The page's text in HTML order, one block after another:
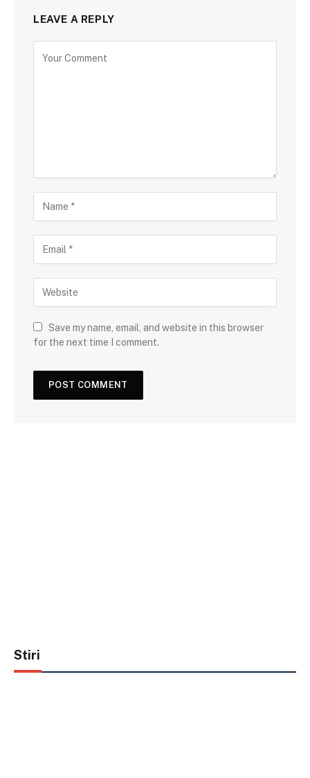
LEAVE A REPLY
Save my name, email, and website in this browser
for the next time I comment.
Stiri